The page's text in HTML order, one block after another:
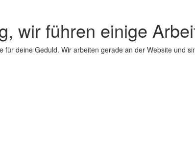
wir führen einige
für deine Geduld. Wir arbeiten gerade an der Website und